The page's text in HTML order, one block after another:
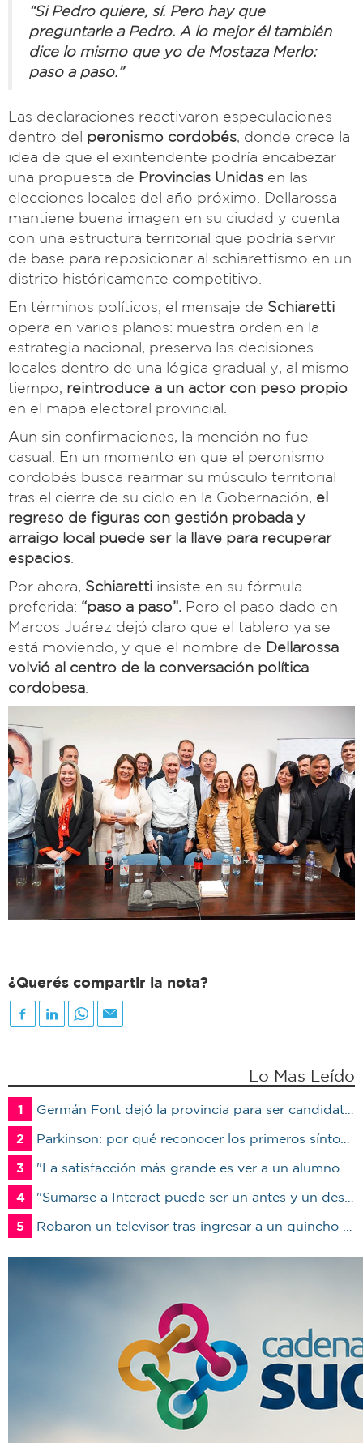
“Si Pedro quiere, sí. Pero hay que
preguntarle a Pedro. A lo mejor él también
dice lo mismo que yo de Mostaza Merlo:
paso a paso.”
Las declaraciones reactivaron especulaciones
dentro del peronismo cordobés, donde crece la
idea de que el exintendente podría encabezar
una propuesta de Provincias Unidas en las
elecciones locales del año próximo. Dellarossa
mantiene buena imagen en su ciudad y cuenta
con una estructura territorial que podría servir
de base para reposicionar al schiarettismo en un
distrito históricamente competitivo.
En términos políticos, el mensaje de Schiaretti
opera en varios planos: muestra orden en la
estrategia nacional, preserva las decisiones
locales dentro de una lógica gradual y, al mismo
tiempo, reintroduce a un actor con peso propio
en el mapa electoral provincial.
Aun sin confirmaciones, la mención no fue
casual. En un momento en que el peronismo
cordobés busca rearmar su músculo territorial
tras el cierre de su ciclo en la Gobernación, el
regreso de figuras con gestión probada y
arraigo local puede ser la llave para recuperar
espacios
Por ahora, Schiaretti insiste en su fórmula
preferida: “paso a paso”. Pero el paso dado en
Marcos Juárez dejó claro que el tablero ya se
está moviendo, y que el nombre de Dellarossa
volvió al centro de la conversación política
cordobesa
¿Querés compartir la nota?
Lo Mas Leído
1
Germán Font dejó la provincia para ser candidato en Marcos Juárez
2
Parkinson: por qué reconocer los primeros síntomas puede cambiar la calidad de vida del paciente
3
"La satisfacción más grande es ver a un alumno trabajando": Jorge Vicente se jubiló luego de 38 años en el IPET51
4
"Sumarse a Interact puede ser un antes y un después en la vida de un joven"
5
Robaron un televisor tras ingresar a un quincho en una vivienda de Marcos Juárez